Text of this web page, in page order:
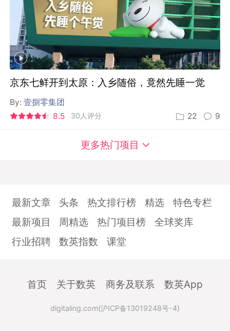
京东七鲜开到太原：入乡随俗，竟然先睡一觉
By:壹捌零集团
8.5
30人评分 22 9
更多热门项目
最新文章 头条 热文排行榜 精选
特色专栏
最新项目
周精选 热门项目榜
全球奖库
行业招聘
数英指数 课堂
首页 关于数英 商务及联系 数英App
digitaling.com(沪ICP备13019248号-4)